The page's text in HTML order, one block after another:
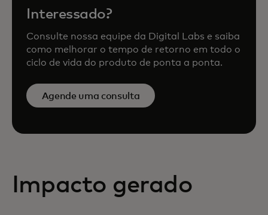
Interessado?
Consulte nossa equipe da Digital Labs e saiba
como melhorar o tempo de retorno em todo o
ciclo de vida do produto de ponta a ponta.
Agende uma consulta
Impacto gerado